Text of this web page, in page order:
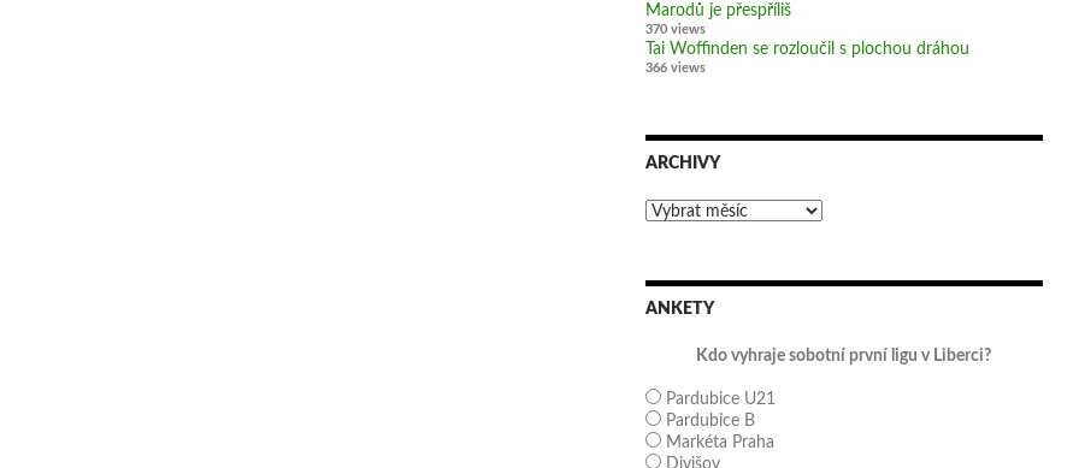
Marodů je přespříliš
370 views
Tai Woffinden se rozloučil s plochou dráhou
366 views
ARCHIVY
Archivy
ANKETY
Kdo vyhraje sobotní první ligu v Liberci?
Pardubice U21
Pardubice B
Markéta Praha
Divišov